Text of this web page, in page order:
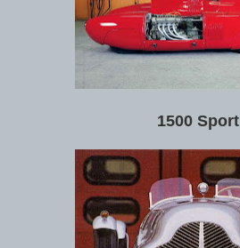
1500 Sport